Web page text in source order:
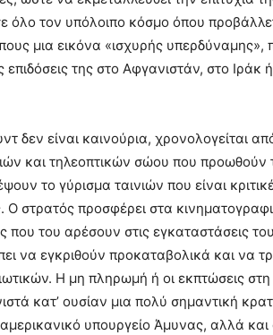
όλο τον υπόλοιπο κόσμο όπου
μια εικόνα «ισχυρής υπερδύναμης»,
επιδόσεις της στο Αφγανιστάν, στο Ιράκ
δεν είναι καινούρια, χρονολογείται
και τηλεοπτικών σώου που προωθούν
το γύρισμα ταινιών που είναι
Ο στρατός προσφέρει στα
που του αρέσουν στις εγκαταστάσεις
να εγκριθούν προκαταβολικά και να
Η μη πληρωμή ή οι εκπτώσεις
κατ’ ουσίαν μια πολύ σημαντική
αμερικανικό υπουργείο Άμυνας, αλλά και